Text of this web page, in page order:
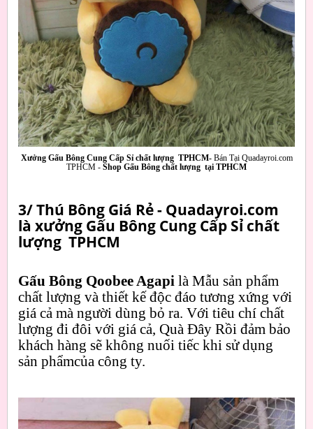
Xưởng Gấu Bông Cung Cấp Sỉ chất lượng TPHCM-Bán Tại Quadayroi.com
TPHCM - Shop Gấu Bông chất lượng tại TPHCM
3/ Thú Bông Giá Rẻ - Quadayroi.com
là xưởng Gấu Bông Cung Cấp Sỉ chất
lượng TPHCM
Gấu Bông Qoobee Agapi là Mẫu sản phẩm
chất lượng và thiết kế độc đáo tương xứng với
giá cả mà người dùng bỏ ra. Với tiêu chí chất
lượng đi đôi với giá cả, Quà Đây Rồi đảm bảo
khách hàng sẽ không nuối tiếc khi sử dụng
sản phẩmcủa công ty.